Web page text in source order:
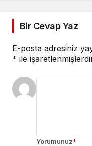
Bir Cevap Yaz
E-posta adresiniz
* ile
Yorumunuz*